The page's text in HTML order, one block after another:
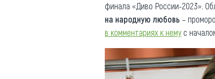
финала «Диво России-2023».
на народную любовь –
в комментариях к немус